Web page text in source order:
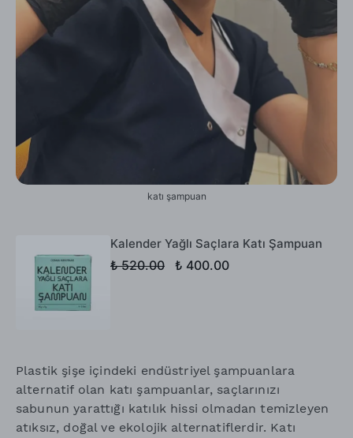
katı şampuan
Kalender Yağlı Saçlara Katı Şampuan
₺ 520.00 ₺ 400.00
Plastik şişe içindeki endüstriyel şampuanlara
alternatif olan katı şampuanlar, saçlarınızı
sabunun yarattığı katılık hissi olmadan temizleyen
atıksız, doğal ve ekolojik alternatiflerdir. Katı